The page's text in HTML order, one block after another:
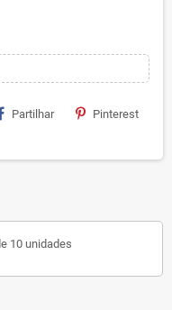
Partilhar Pinterest
10 unidades